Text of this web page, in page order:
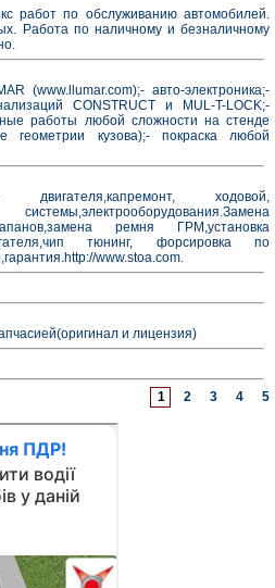
работ по обслуживанию автомобилей.
Работа по наличному и безналичному
(www.llumar.com);- авто-электроника;-
CONSTRUCT и MUL-T-LOCK;-
работы любой сложности на стенде
геометрии кузова);- покраска любой
двигателя,капремонт, ходовой,
ремня ГРМ,установка
тюнинг, форсировка по
www.stoa.com.
и лицензия)
1 2 3 4 5